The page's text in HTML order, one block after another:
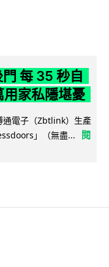
每 35 秒自
用家私隱堪憂
通電子（Zbtlink）生產
」（無盡...
閱